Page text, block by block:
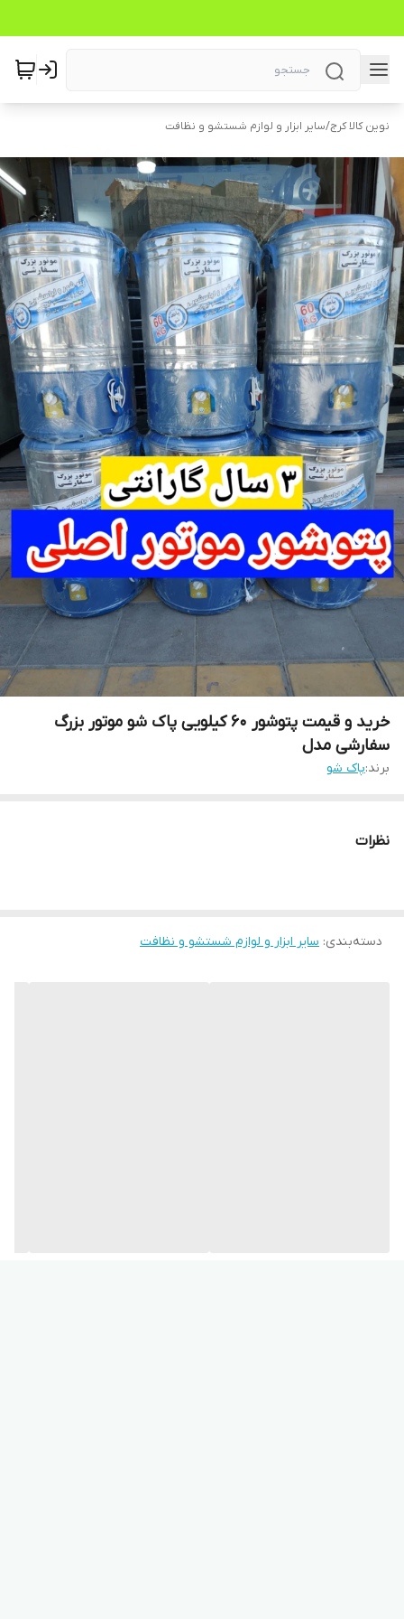
نوین کالا کرج/سایر ابزار و لوازم شستشو و نظافت
خرید و قیمت پتوشور ۶۰ کیلویی پاک شو موتور بزرگ
سفارشی مدل
برند:پاک شو
نظرات
دسته‌بندی: سایر ابزار و لوازم شستشو و نظافت